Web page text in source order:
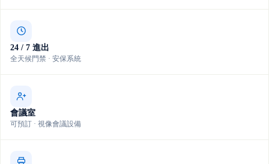
24 / 7 進出
全天候門禁 · 安保系統
會議室
可預訂 · 視像會議設備